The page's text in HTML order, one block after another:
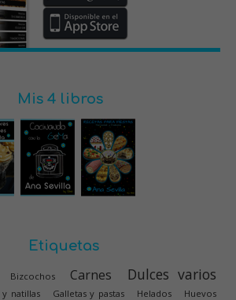
Mis 4 libros
Etiquetas
Bizcochos Carnes Dulces varios
y natillas Galletas y pastas Helados Huevos